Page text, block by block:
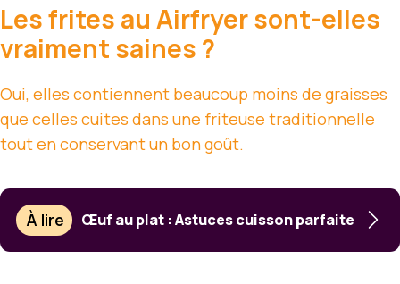
Les frites au Airfryer sont-elles
vraiment saines ?
Oui, elles contiennent beaucoup moins de graisses
que celles cuites dans une friteuse traditionnelle
tout en conservant un bon goût.
À lire Œuf au plat : Astuces cuisson parfaite